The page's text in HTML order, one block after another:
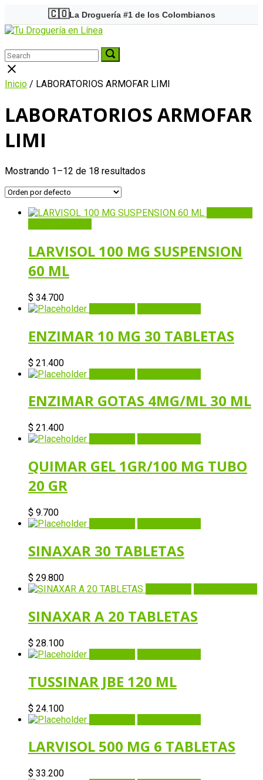
content
🇨🇴La Droguería #1 de los Colombianos
Home
Menu
Search
for:
Search
for:
Search
Close
search
bar
Inicio / LABORATORIOS ARMOFAR LIMI
LABORATORIOS ARMOFAR
LIMI
Mostrando 1–12 de 18 resultados
LARVISOL 100 MG SUSPENSION
60 ML
$ 34.700
ENZIMAR 10 MG 30 TABLETAS
$ 21.400
ENZIMAR GOTAS 4MG/ML 30 ML
$ 21.400
QUIMAR GEL 1GR/100 MG TUBO
20 GR
$ 9.700
SINAXAR 30 TABLETAS
$ 29.800
SINAXAR A 20 TABLETAS
$ 28.100
TUSSINAR JBE 120 ML
$ 24.100
LARVISOL 500 MG 6 TABLETAS
$ 33.200